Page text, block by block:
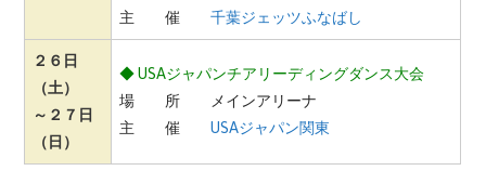
主 催千葉ジェッツふなばし
２６日
（土）
～２７日
（日）
◆ USAジャパンチアリーディングダンス大会
場 所 メインアリーナ
主 催USAジャパン関東